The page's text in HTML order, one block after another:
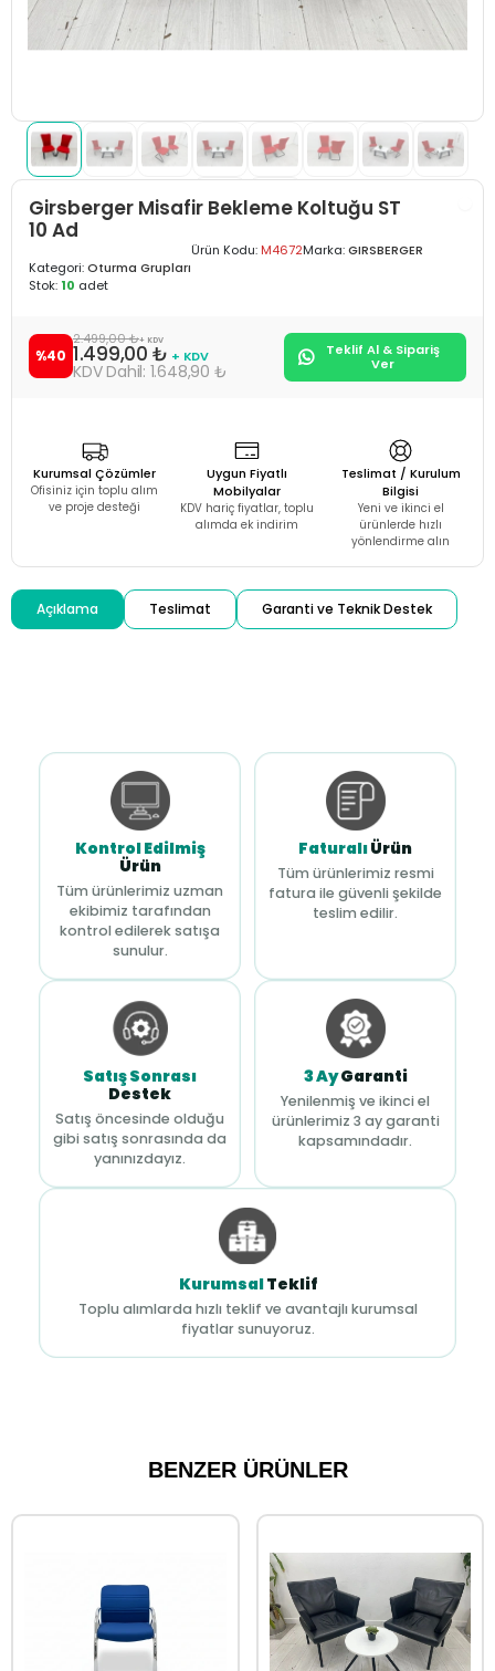
Girsberger Misafir Bekleme Koltuğu ST
10 Ad
Kategori:Oturma Grupları
Ürün Kodu: M4672Marka:GIRSBERGER
Stok: 10 adet
%40
2.499,00 ₺+ KDV
1.499,00 ₺ + KDV
1.648,90 ₺
Teklif Al & Sipariş
Ver
Kurumsal Çözümler
Ofisiniz için toplu alım
ve proje desteği
Uygun Fiyatlı
Mobilyalar
KDV hariç fiyatlar, toplu
alımda ek indirim
Teslimat / Kurulum
Bilgisi
Yeni ve ikinci el
ürünlerde hızlı
yönlendirme alın
Açıklama Teslimat Garanti ve Teknik Destek
Kontrol Edilmiş
Ürün
Tüm ürünlerimiz uzman
ekibimiz tarafından
kontrol edilerek satışa
sunulur.
FaturalıÜrün
Tüm ürünlerimiz resmi
fatura ile güvenli şekilde
teslim edilir.
Satış Sonrası
Destek
Satış öncesinde olduğu
gibi satış sonrasında da
yanınızdayız.
3 AyGaranti
Yenilenmiş ve ikinci el
ürünlerimiz 3 ay garanti
kapsamındadır.
KurumsalTeklif
Toplu alımlarda hızlı teklif ve avantajlı kurumsal
fiyatlar sunuyoruz.
BENZER ÜRÜNLER